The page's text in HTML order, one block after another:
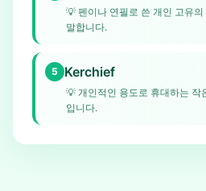
💡 펜이나 연필로 쓴 개인 고유
말합니다.
5 Kerchief
💡 개인적인 용도로 휴대하는 작
입니다.